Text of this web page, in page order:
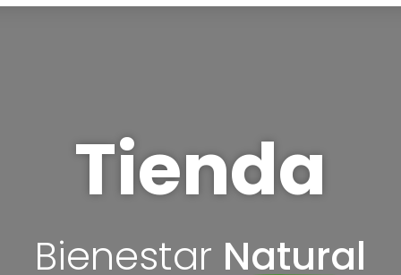
Tienda
Bienestar Natural